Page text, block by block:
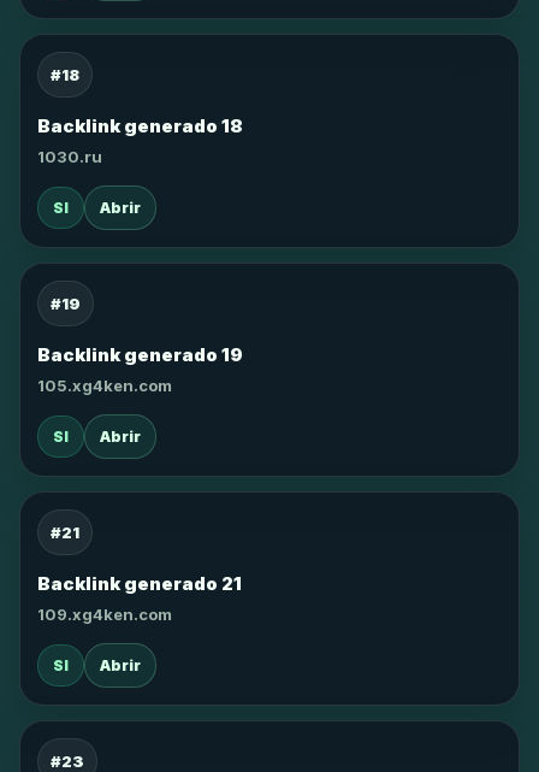
#18
Backlink generado 18
1030.ru
SI Abrir
#19
Backlink generado 19
105.xg4ken.com
SI Abrir
#21
Backlink generado 21
109.xg4ken.com
SI Abrir
#23